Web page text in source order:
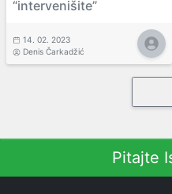
“intervenišite”
14. 02. 2023
Denis Čarkadžić
Pitajte